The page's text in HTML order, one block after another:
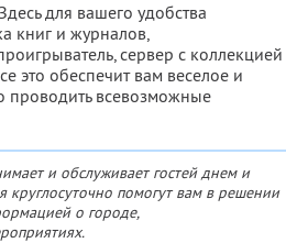
для вашего удобства
книг и журналов,
сервер с коллекцией
это обеспечит вам веселое и
проводить всевозможные
и обслуживает гостей днем и
помогут вам в решении
о городе,